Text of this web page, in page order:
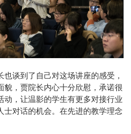
谈到了自己对这场讲座的感受，
貌，贾院长内心十分欣慰，承诺很
动，让温影的学生有更多对接行业
士对话的机会。在先进的教学理念